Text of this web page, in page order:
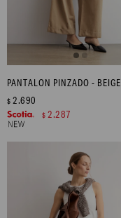
PANTALON PINZADO - BEIGE
$ 2.690
$ 2.287